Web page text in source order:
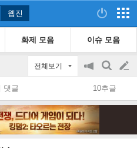
웹진
화제 모음 이슈 모음
전체보기
공
지
on/off
검
색
글
쓰
댓글 10추글